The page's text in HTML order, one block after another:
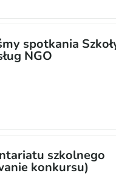
spotkania
NGO
szkolnego
konkursu)